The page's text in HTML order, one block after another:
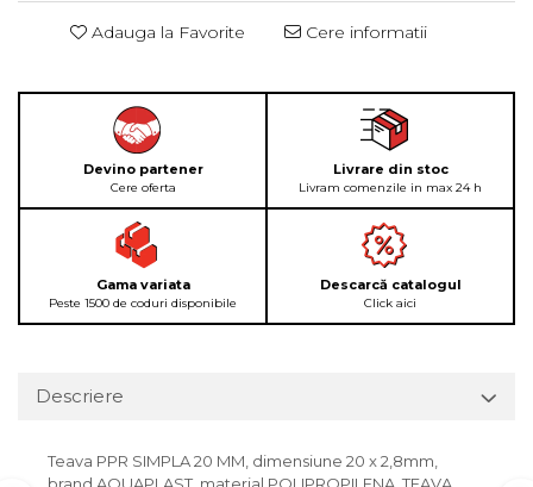
Adauga la Favorite Cere informatii
Devino partener
Cere oferta
Livrare din stoc
Livram comenzile in max 24 h
Gama variata
Peste 1500 de coduri disponibile
Descarcă catalogul
Click aici
Descriere
Teava PPR SIMPLA 20 MM, dimensiune 20 x 2,8mm,